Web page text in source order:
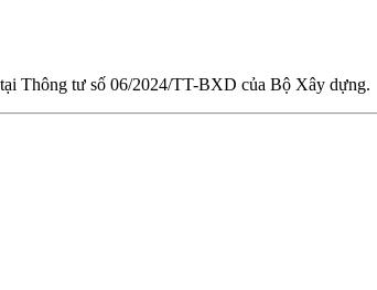
Thông tư số 06/2024/TT-BXD của Bộ Xây dựng.